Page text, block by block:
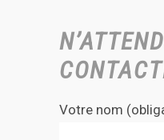
Votre nom